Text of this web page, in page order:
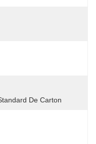
De Carton